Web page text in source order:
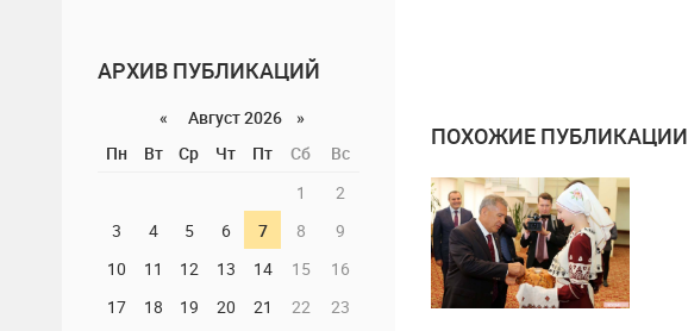
АРХИВ ПУБЛИКАЦИЙ
«
Август 2026 »
Пн
Вт Ср Чт Пт Сб
Вс
1
2
3
4 5 6 7 8
9
10
11 12 13 14 15
16
17
18 19 20 21 22
23
ПОХОЖИЕ ПУБЛИКАЦИИ